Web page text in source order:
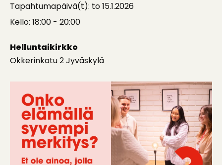
Tapahtumapäivä(t): to 15.1.2026
Kello: 18:00 - 20:00
Helluntaikirkko
Okkerinkatu 2 Jyväskylä